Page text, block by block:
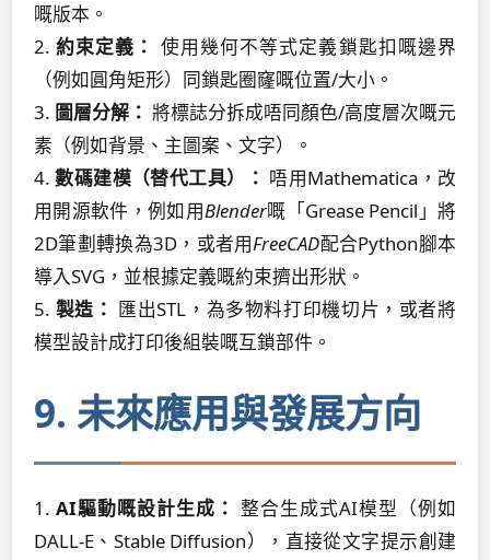
嘅版本。
2.約束定義： 使用幾何不等式定義鎖匙扣嘅邊界
（例如圓角矩形）同鎖匙圈窿嘅位置/大小。
3. 圖層分解： 將標誌分拆成唔同顏色/高度層次嘅元
素（例如背景、主圖案、文字）。
4.數碼建模（替代工具）： 唔用Mathematica，改
用開源軟件，例如用Blender嘅「Grease Pencil」將
2D筆劃轉換為3D，或者用FreeCAD配合Python腳本
導入SVG，並根據定義嘅約束擠出形狀。
5. 製造： 匯出STL，為多物料打印機切片，或者將
模型設計成打印後組裝嘅互鎖部件。
9. 未來應用與發展方向
1. AI驅動嘅設計生成： 整合生成式AI模型（例如
DALL-E、Stable Diffusion），直接從文字提示創建